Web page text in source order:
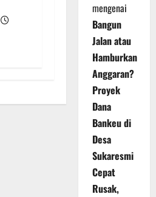
mengenai
Bangun
Jalan atau
Hamburkan
Anggaran?
Proyek
Dana
Bankeu di
Desa
Sukaresmi
Cepat
Rusak,